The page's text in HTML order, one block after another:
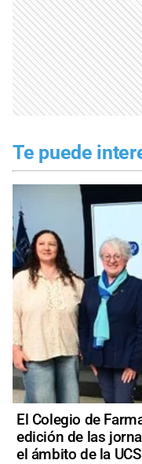
Te puede
El Colegio de
edición de las
el ámbito de la